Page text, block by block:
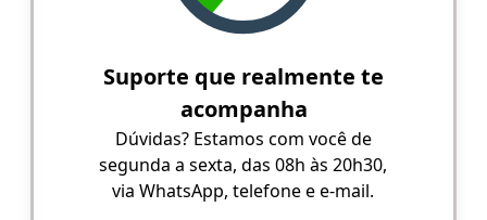
Suporte que realmente te
acompanha
Dúvidas? Estamos com você de
segunda a sexta, das 08h às 20h30,
via WhatsApp, telefone e e-mail.